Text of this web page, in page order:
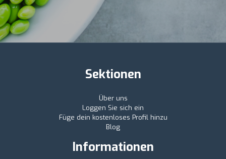
Sektionen
Über uns
Loggen Sie sich ein
Füge dein kostenloses Profil hinzu
Blog
Informationen